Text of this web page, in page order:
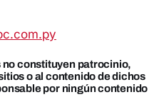
no constituyen patrocinio,
o al contenido de dichos
por ningún contenido